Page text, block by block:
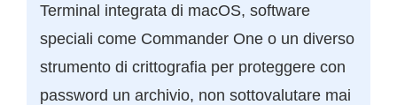
Terminal integrata di macOS, software
speciali come Commander One o un diverso
strumento di crittografia per proteggere con
password un archivio, non sottovalutare mai